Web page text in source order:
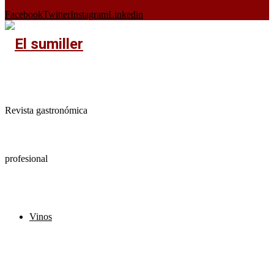
FacebookTwitterInstagramLinkedin
Revista gastronómica
profesional
Vinos